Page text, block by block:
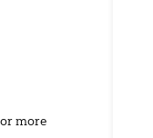
more